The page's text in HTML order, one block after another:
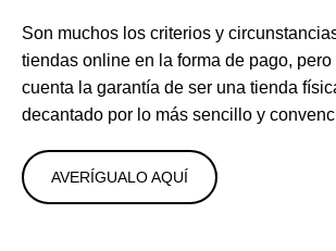
Son muchos los criterios y
tiendas online en la forma de pago,
cuenta la garantía de ser una tienda
decantado por lo más sencillo y
AVERÍGUALO AQUÍ